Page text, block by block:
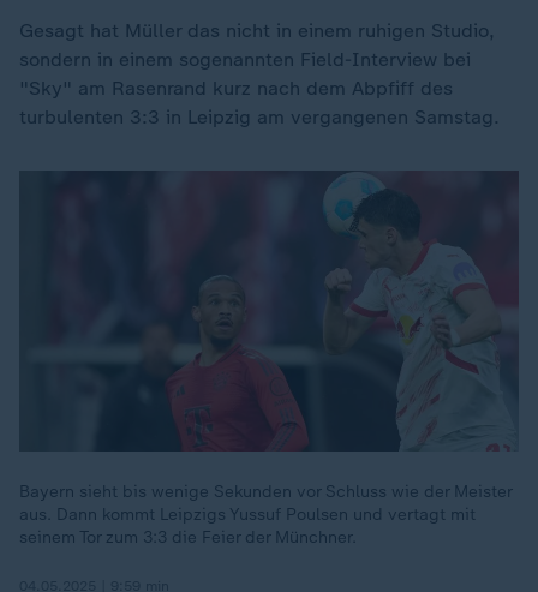
Gesagt hat Müller das nicht in einem ruhigen Studio,
sondern in einem sogenannten Field-Interview bei
"Sky" am Rasenrand kurz nach dem Abpfiff des
turbulenten 3:3 in Leipzig am vergangenen Samstag.
Bayern sieht bis wenige Sekunden vor Schluss wie der Meister
aus. Dann kommt Leipzigs Yussuf Poulsen und vertagt mit
seinem Tor zum 3:3 die Feier der Münchner.